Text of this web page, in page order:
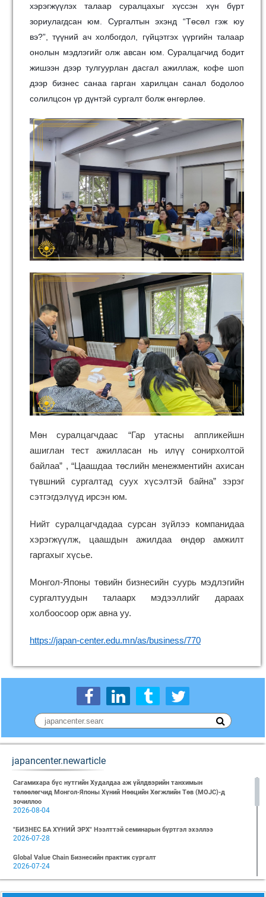
хэрэгжүүлэх талаар суралцахыг хүссэн хүн бүрт
зориулагдсан юм. Сургалтын эхэнд “Төсөл гэж юу
вэ?”, түүний ач холбогдол, гүйцэтгэх үүргийн талаар
онолын мэдлэгийг олж авсан юм. Суралцагчид бодит
жишээн дээр тулгуурлан дасгал ажиллаж, кофе шоп
дээр бизнес санаа гарган харилцан санал бодолоо
солилцсон үр дүнтэй сургалт болж өнгөрлөө.
Мөн суралцагчдаас “Гар утасны аппликейшн
ашиглан тест ажилласан нь илүү сонирхолтой
байлаа” , “Цаашдаа төслийн менежментийн ахисан
түвшний сургалтад суух хүсэлтэй байна” зэрэг
сэтгэгдэлүүд ирсэн юм.
Нийт суралцагчдадаа сурсан зүйлээ компанидаа
хэрэгжүүлж, цаашдын ажилдаа өндөр амжилт
гаргахыг хүсье.
Монгол-Японы төвийн бизнесийн суурь мэдлэгийн
сургалтуудын талаарх мэдээллийг дараах
холбоосоор орж авна уу.
https://japan-center.edu.mn/as/business/770
japancenter.newarticle
Сагамихара бүс нутгийн Худалдаа аж үйлдвэрийн танхимын
төлөөлөгчид Монгол-Японы Хүний Нөөцийн Хөгжлийн Төв (MOJC)-д
зочиллоо
2026-08-04
"БИЗНЕС БА ХҮНИЙ ЭРХ" Нээлттэй семинарын бүртгэл эхэллээ
2026-07-28
Global Value Chain Бизнесийн практик сургалт
2026-07-24
2026-07-08